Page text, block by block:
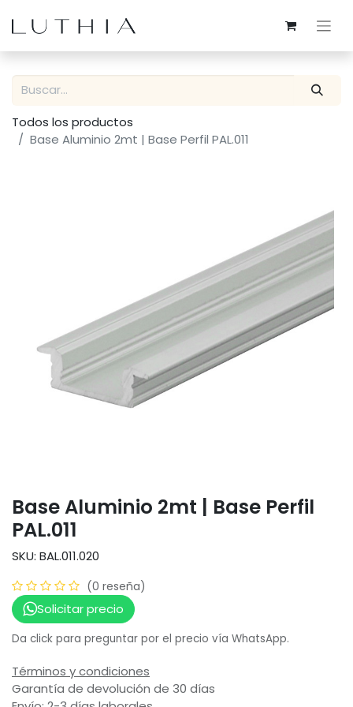
Todos los productos
Base Aluminio 2mt | Base Perfil PAL.011
Base Aluminio 2mt | Base Perfil
PAL.011
SKU: BAL.011.020
(0 reseña)
Solicitar precio
Da click para preguntar por el precio vía WhatsApp.
Términos y condiciones
Garantía de devolución de 30 días